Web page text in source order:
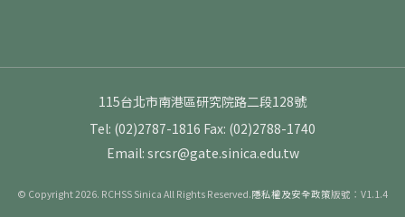
115台北市南港區研究院路二段128號
Tel: (02)2787-1816 Fax: (02)2788-1740
Email: srcsr@gate.sinica.edu.tw
© Copyright 2026. RCHSS Sinica All Rights Reserved.隱私權及安全政策版號：V1.1.4